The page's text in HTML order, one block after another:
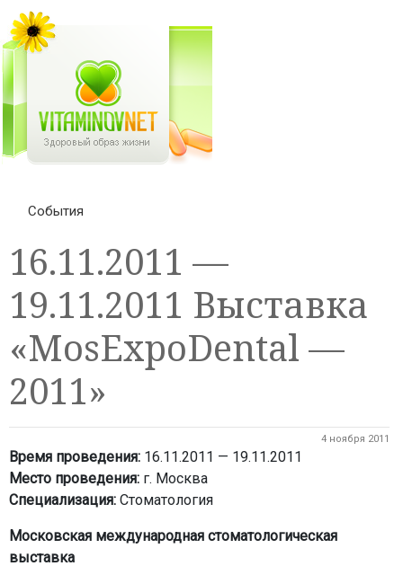
События
16.11.2011 —
19.11.2011 Выставка
«MosExpoDental —
2011»
4 ноября 2011
Время проведения: 16.11.2011 — 19.11.2011
Место проведения: г. Москва
Специализация: Стоматология
Московская международная стоматологическая
выставка